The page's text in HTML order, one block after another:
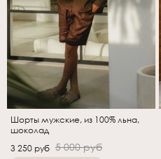
Шорты мужские, из 100% льна,
шоколад
3 250 руб 5 000 руб